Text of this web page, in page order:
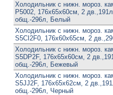
Холодильник с нижн. мороз.
P5002, 176х65х60см, 2
общ.-296л, Белый
Холодильник с нижн. мороз.
S5CI2F0, 176х60х65см, 2
Холодильник с нижн. мороз.
S5DP2F, 176х65х60см, 2
общ.-296л, Бежевый
Холодильник с нижн. мороз.
S5JJ2F, 176х65х62см, 2
общ.-296л, Черный